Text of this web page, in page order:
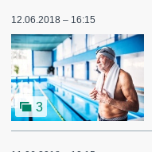
12.06.2018 – 16:15
3